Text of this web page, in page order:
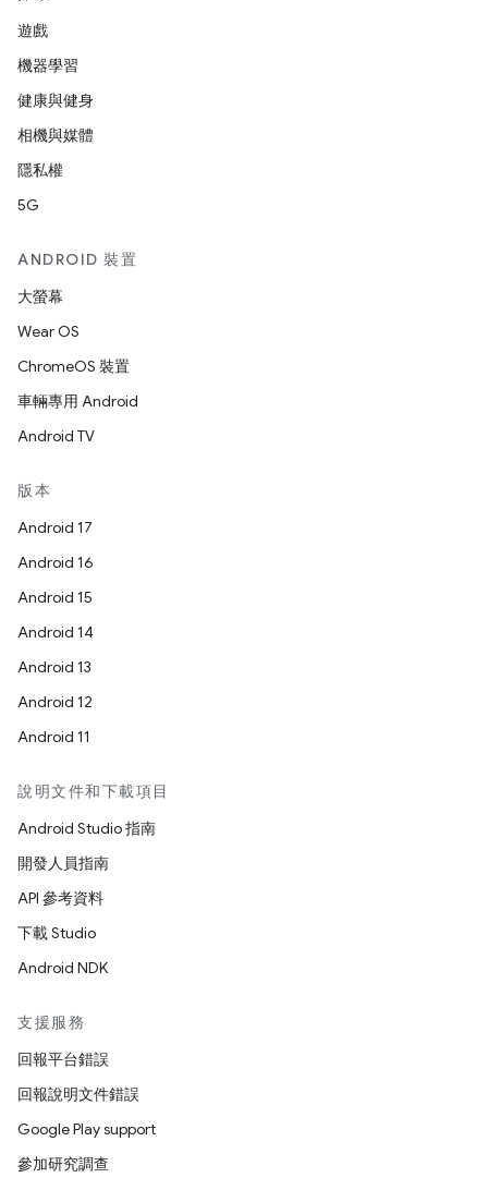
遊戲
機器學習
健康與健身
相機與媒體
隱私權
5G
ANDROID 裝置
大螢幕
Wear OS
ChromeOS 裝置
車輛專用 Android
Android TV
版本
Android 17
Android 16
Android 15
Android 14
Android 13
Android 12
Android 11
說明文件和下載項目
Android Studio 指南
開發人員指南
API 參考資料
下載 Studio
Android NDK
支援服務
回報平台錯誤
回報說明文件錯誤
Google Play support
參加研究調查